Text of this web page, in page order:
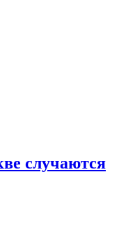
случаются